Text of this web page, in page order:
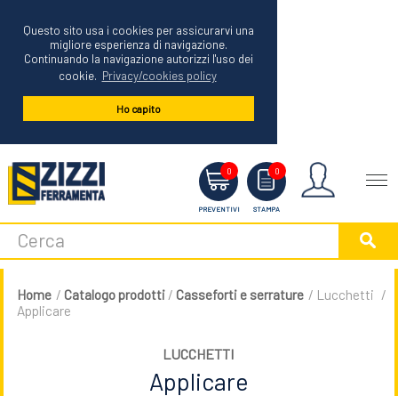
Questo sito usa i cookies per assicurarvi una
migliore esperienza di navigazione.
Continuando la navigazione autorizzi l'uso dei
cookie. Privacy/cookies policy
Ho capito
0
PREVENTIVI
0
STAMPA
Menu
Home / Catalogo prodotti/ Casseforti e serrature / Lucchetti /
Applicare
LUCCHETTI
Applicare